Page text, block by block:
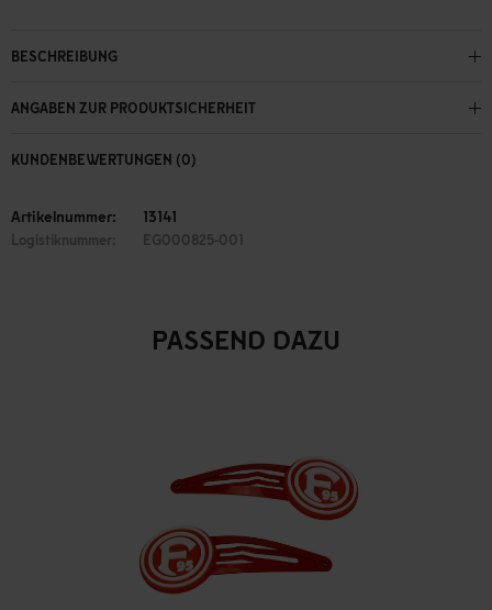
BESCHREIBUNG
ANGABEN ZUR PRODUKTSICHERHEIT
KUNDENBEWERTUNGEN (0)
Artikelnummer: 13141
Logistiknummer: EG000825-001
PASSEND DAZU